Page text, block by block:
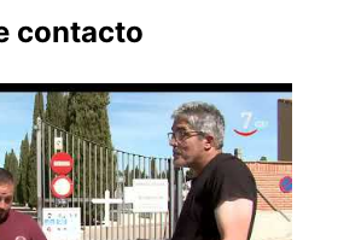
contacto